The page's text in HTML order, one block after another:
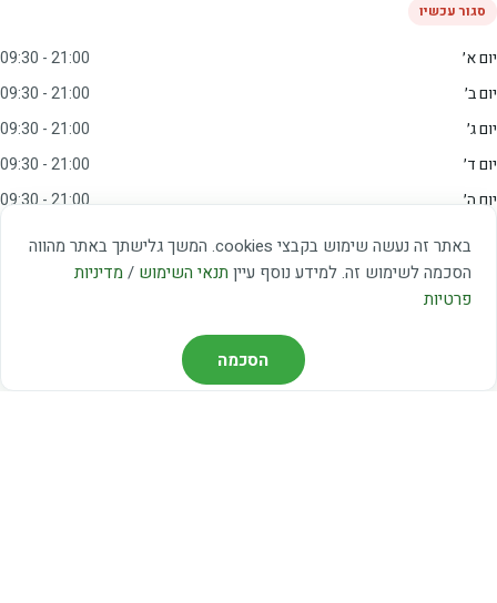
באתר זה נעשה שימוש בקבצי cookies. המשך גלישתך באתר מהווה
הסכמה לשימוש זה. למידע נוסף עיין תנאי השימוש / מדיניות
פרטיות
הסכמה
סגור עכשיו
יום א׳
09:30 - 21:00
יום ב׳
09:30 - 21:00
יום ג׳
09:30 - 21:00
יום ד׳
09:30 - 21:00
יום ה׳
09:30 - 21:00
09:00 - 15:00
שבת
20:00 - 23:00